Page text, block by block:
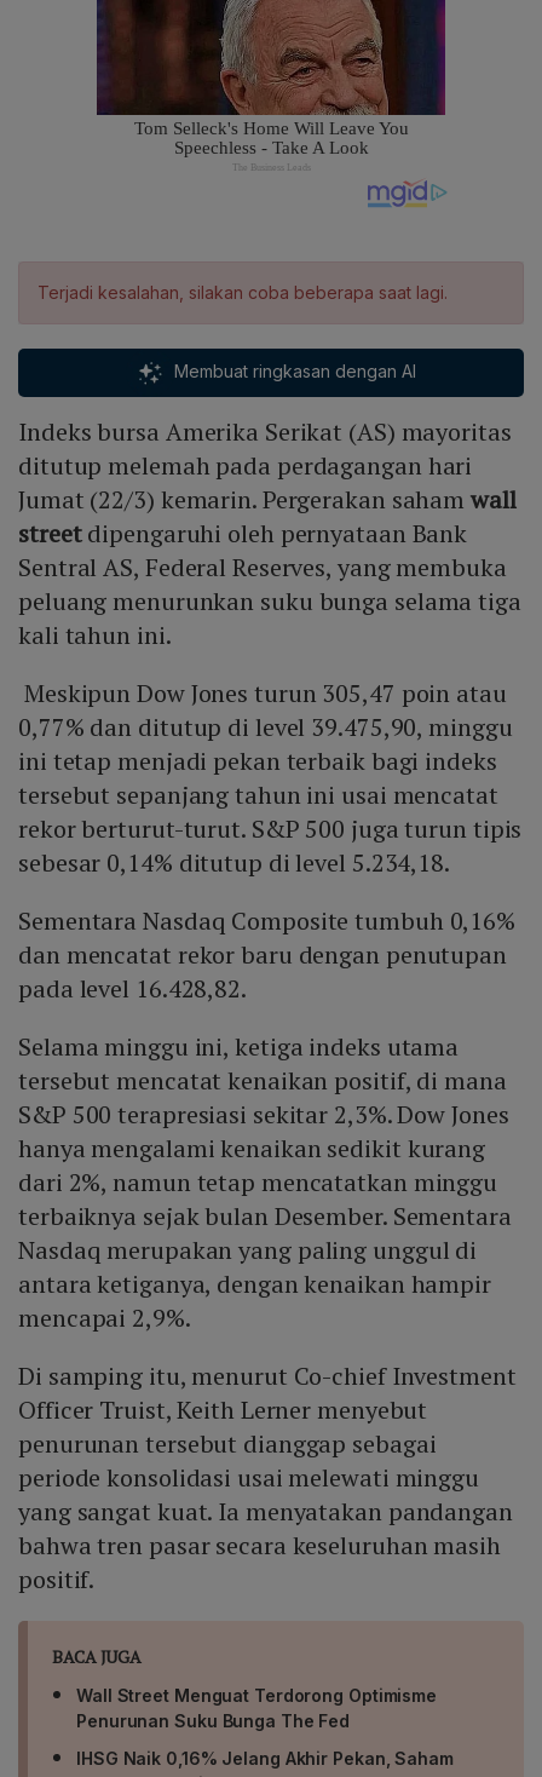
Terjadi kesalahan, silakan coba beberapa saat lagi.
Membuat ringkasan dengan AI
Indeks bursa Amerika Serikat (AS) mayoritas
ditutup melemah pada perdagangan hari
Jumat (22/3) kemarin. Pergerakan sahamwall
streetdipengaruhi oleh pernyataan Bank
Sentral AS, Federal Reserves, yang membuka
peluang menurunkan suku bunga selama tiga
kali tahun ini.
Meskipun Dow Jones turun 305,47 poin atau
0,77% dan ditutup di level 39.475,90, minggu
ini tetap menjadi pekan terbaik bagi indeks
tersebut sepanjang tahun ini usai mencatat
rekor berturut-turut. S&P 500 juga turun tipis
sebesar 0,14% ditutup di level 5.234,18.
Sementara Nasdaq Composite tumbuh 0,16%
dan mencatat rekor baru dengan penutupan
pada level 16.428,82.
Selama minggu ini, ketiga indeks utama
tersebut mencatat kenaikan positif, di mana
S&P 500 terapresiasi sekitar 2,3%. Dow Jones
hanya mengalami kenaikan sedikit kurang
dari 2%, namun tetap mencatatkan minggu
terbaiknya sejak bulan Desember. Sementara
Nasdaq merupakan yang paling unggul di
antara ketiganya, dengan kenaikan hampir
mencapai 2,9%.
Di samping itu, menurut Co-chief Investment
Officer Truist, Keith Lerner menyebut
penurunan tersebut dianggap sebagai
periode konsolidasi usai melewati minggu
yang sangat kuat. Ia menyatakan pandangan
bahwa tren pasar secara keseluruhan masih
positif.
BACA JUGA
Wall Street Menguat Terdorong Optimisme
Penurunan Suku Bunga The Fed
IHSG Naik 0,16% Jelang Akhir Pekan, Saham